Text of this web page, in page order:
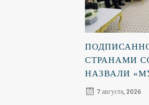
СТРАНАМИ
НАЗВАЛИ
7 августа, 2026